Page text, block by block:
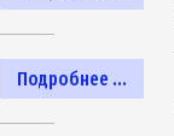
Подробнее ...